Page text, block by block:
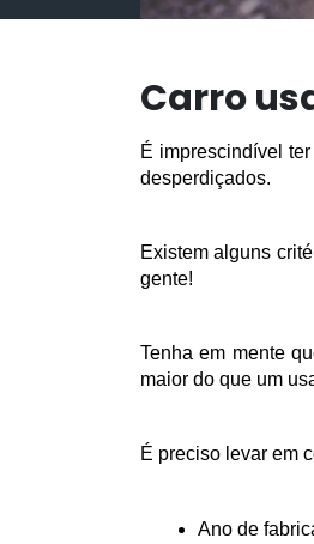
Carro
É imprescindível
desperdiçados.
Existem alguns
gente!
Tenha em mente
maior do que um
É preciso levar em
Ano de